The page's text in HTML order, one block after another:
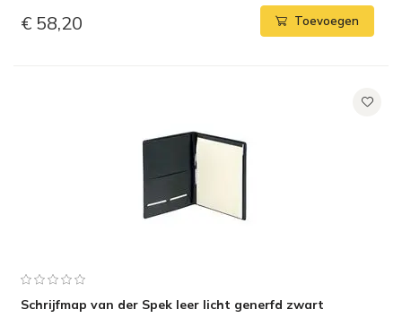
€ 58,20 Toevoegen
Schrijfmap van der Spek leer licht generfd zwart